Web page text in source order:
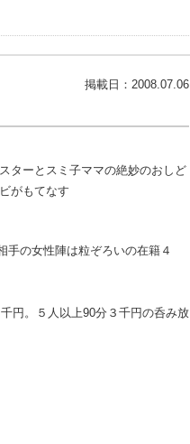
掲載日： 2008.07.06
ターとスミ子ママの絶妙のおしど
がもてなす
手の女性陣は粒ぞろいの在籍４
円。５人以上90分３千円の呑み放